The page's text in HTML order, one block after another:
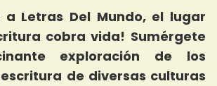
a Letras Del Mundo, el lugar
cobra vida! Sumérgete
exploración de los
de diversas culturas